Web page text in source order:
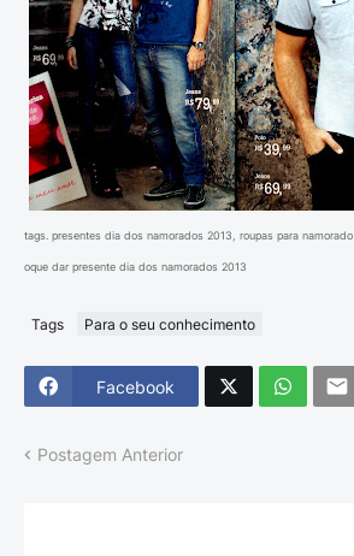
tags. presentes dia dos namorados 2013, roupas para
oque dar presente dia dos namorados 2013
Tags Para o seu conhecimento
Facebook
Postagem Anterior